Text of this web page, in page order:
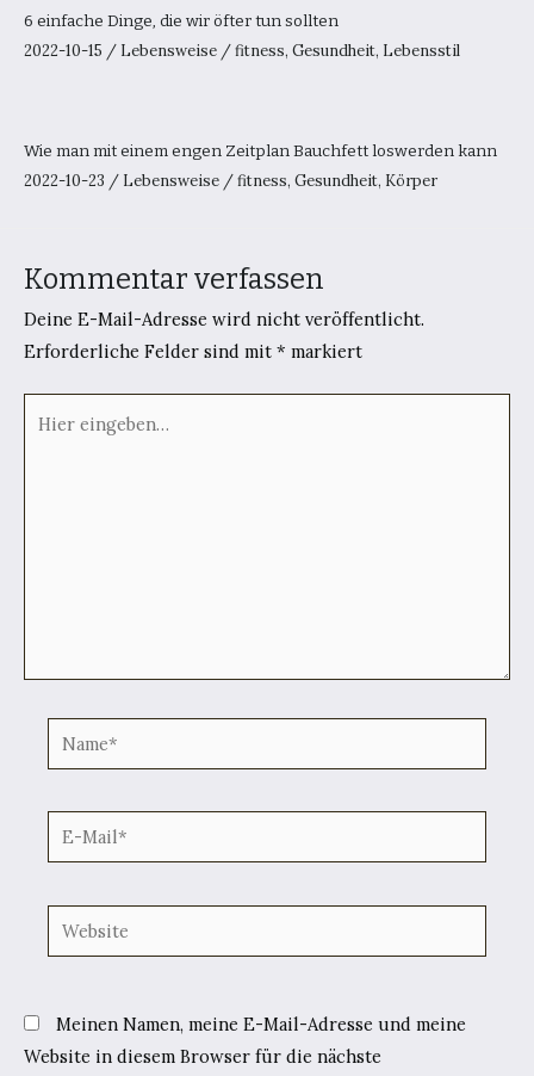
6 einfache Dinge, die wir öfter tun sollten
2022-10-15 / Lebensweise /fitness, Gesundheit, Lebensstil
Wie man mit einem engen Zeitplan Bauchfett loswerden kann
2022-10-23 / Lebensweise /fitness, Gesundheit, Körper
Kommentar verfassen
Deine E-Mail-Adresse wird nicht veröffentlicht.
Erforderliche Felder sind mit * markiert
eingeben…
Name*
E-
Mail*
Website
Meinen Namen, meine E-Mail-Adresse und meine
Website in diesem Browser für die nächste